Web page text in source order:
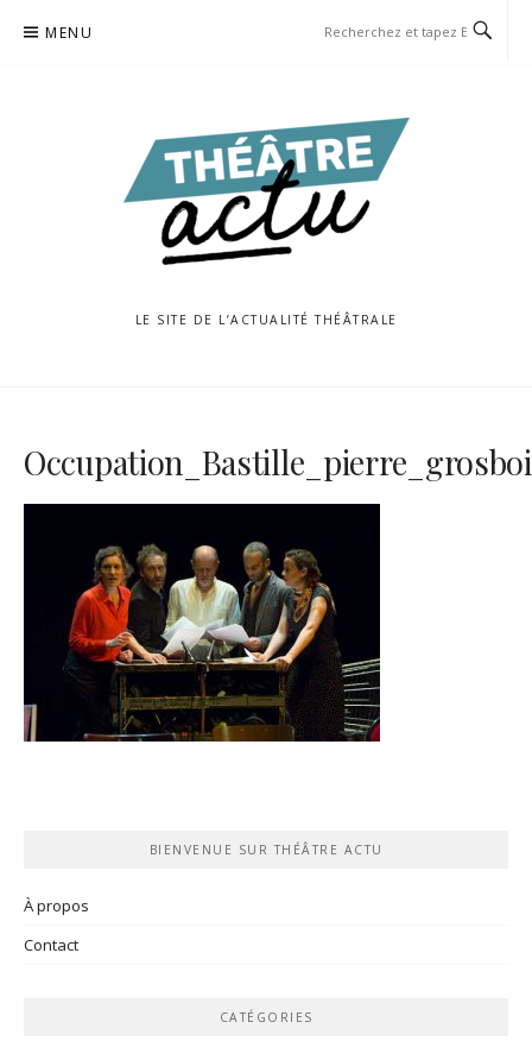
MENU
LE SITE DE L’ACTUALITÉ THÉÂTRALE
BIENVENUE SUR THÉÂTRE ACTU
À propos
Contact
CATÉGORIES